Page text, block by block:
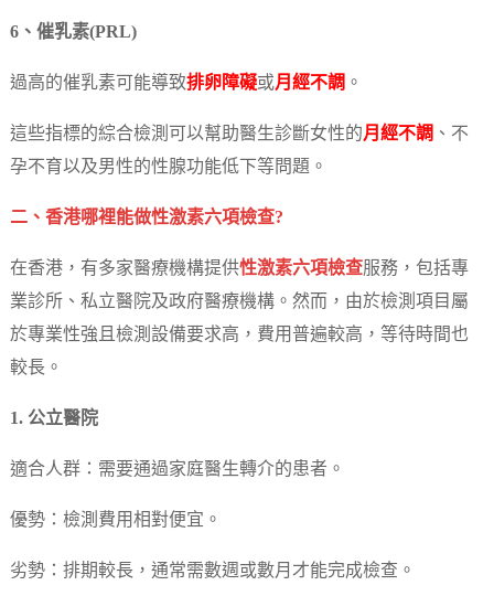
6、催乳素(PRL)
過高的催乳素可能導致排卵障礙或月經不調 。
這些指標的綜合檢測可以幫助醫生診斷女性的月經不調 、不
孕不育以及男性的性腺功能低下等問題。
二、香港哪裡能做性激素六項檢查?
在香港，有多家醫療機構提供性激素六項檢查服務，包括專
業診所、私立醫院及政府醫療機構。然而，由於檢測項目屬
於專業性強且檢測設備要求高，費用普遍較高，等待時間也
較長。
1. 公立醫院
適合人群：需要通過家庭醫生轉介的患者。
優勢：檢測費用相對便宜。
劣勢：排期較長，通常需數週或數月才能完成檢查。